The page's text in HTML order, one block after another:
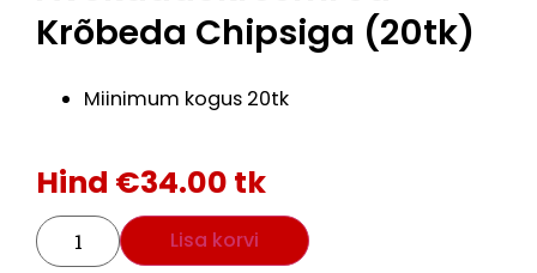
Krõbeda Chipsiga (20tk)
Miinimum kogus 20tk
Hind €34.00 tk
Lisa korvi